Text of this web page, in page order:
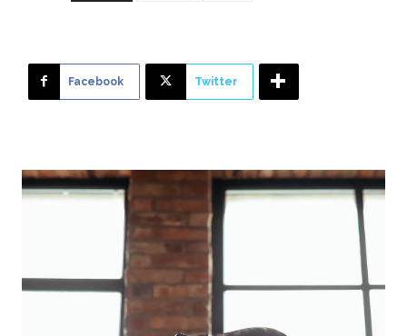
Facebook Twitter